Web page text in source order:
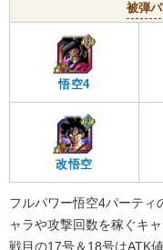
被弾
悟空4
改悟空
フルパワー悟空4パーティ
ャラや攻撃回数を稼ぐキ
戦目の17号＆18号はATK